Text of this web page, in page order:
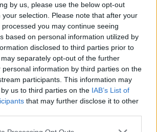
by us, please use the below opt-out
selection. Please note that after your
you may continue seeing
based on personal information utilized by
disclosed to third parties prior to
separately opt-out of the further
personal information by third parties on the
participants. This information may
us to third parties on the IAB’s List of
that may further disclose it to other